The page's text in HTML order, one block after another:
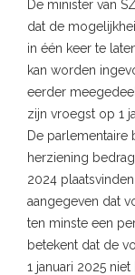
De minister van
dat de
in één keer te
kan worden
eerder
zijn vroegst op 1
De parlementaire
herziening
2024
aangegeven dat
ten minste een
betekent dat de
1 januari 2025 niet